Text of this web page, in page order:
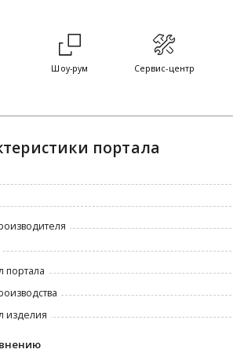
Шоу-рум Сервис-центр
портала
портала
изделия